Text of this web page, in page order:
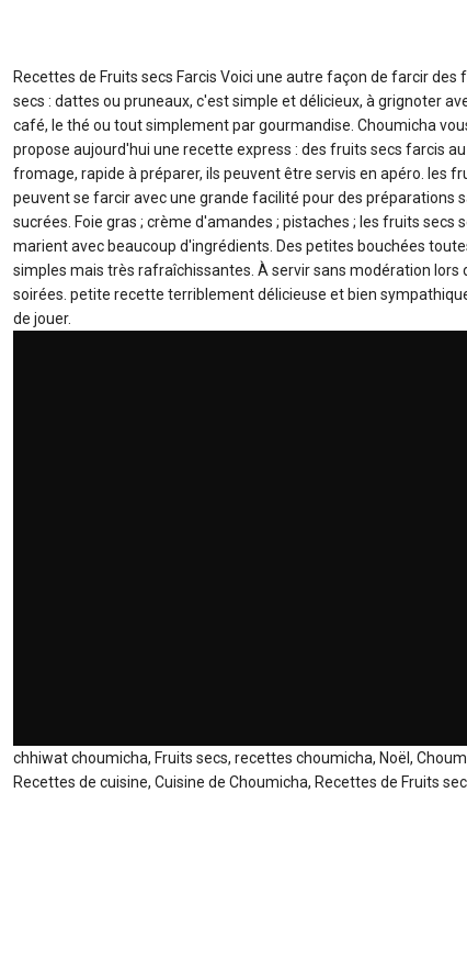
Recettes de Fruits secs Farcis Voici une autre façon de farcir des
secs : dattes ou pruneaux, c'est simple et délicieux, à grignoter
café, le thé ou tout simplement par gourmandise. Choumicha
propose aujourd'hui une recette express : des fruits secs farcis au
fromage, rapide à préparer, ils peuvent être servis en apéro. les
peuvent se farcir avec une grande facilité pour des préparations
sucrées. Foie gras ; crème d'amandes ; pistaches ; les fruits secs
marient avec beaucoup d'ingrédients. Des petites bouchées
simples mais très rafraîchissantes. À servir sans modération lors
soirées. petite recette terriblement délicieuse et bien
de jouer.
chhiwat choumicha, Fruits secs, recettes choumicha, Noël,
Recettes de cuisine, Cuisine de Choumicha, Recettes de Fruits